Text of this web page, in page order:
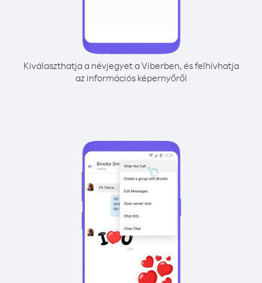
Kiválaszthatja a névjegyet a Viberben, és felhívhatja
az információs képernyőről